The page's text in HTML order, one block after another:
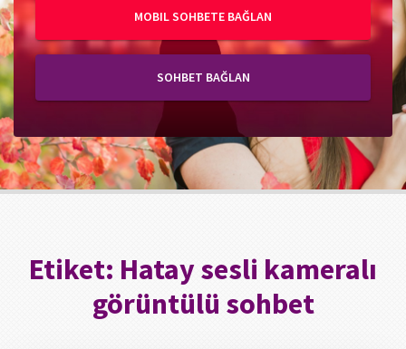
MOBIL SOHBETE BAĞLAN
SOHBET BAĞLAN
Etiket: Hatay sesli kameralı
görüntülü sohbet